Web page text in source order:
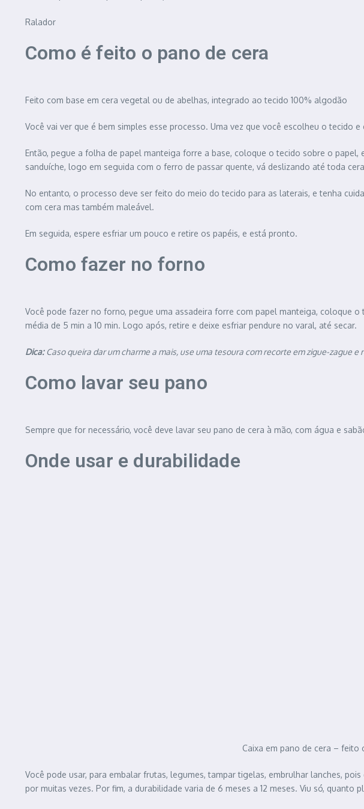
Ralador
Como é feito o pano de cera
Feito com base em cera vegetal ou de abelhas, integrado ao tecido 100% algodão
Você vai ver que é bem simples esse processo. Uma vez que você escolheu o tecido
Então, pegue a folha de papel manteiga forre a base, coloque o tecido sobre o
sanduíche, logo em seguida com o ferro de passar quente, vá deslizando até toda
No entanto, o processo deve ser feito do meio do tecido para as laterais, e tenha
com cera mas também maleável.
Em seguida, espere esfriar um pouco e retire os papéis, e está pronto.
Como fazer no forno
Você pode fazer no forno, pegue uma assadeira forre com papel manteiga, coloque
média de 5 min a 10 min. Logo após, retire e deixe esfriar pendure no varal, até secar.
Dica: Caso queira dar um charme a mais, use uma tesoura com recorte em zigue-zague
Como lavar seu pano
Sempre que for necessário, você deve lavar seu pano de cera à mão, com água e
Onde usar e durabilidade
Caixa em pano de cera – feito
Você pode usar, para embalar frutas, legumes, tampar tigelas, embrulhar lanches,
por muitas vezes. Por fim, a durabilidade varia de 6 meses a 12 meses. Viu só, quanto